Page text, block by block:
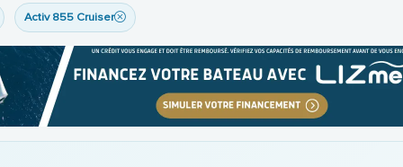
Activ 855 Cruiser